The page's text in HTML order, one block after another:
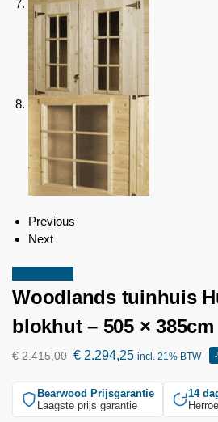
Previous
Next
Woodlandstuinhuis
blokhut – 505 × 385cm
€2.415,00 € 2.294,25 incl. 21% BTW
Bearwood Prijsgarantie
Laagste prijs garantie
14